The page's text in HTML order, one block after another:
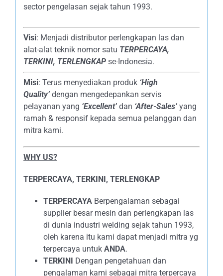
sector pengelasan sejak tahun 1993.
Visi: Menjadi distributor perlengkapan las dan
alat-alat teknik nomor satu TERPERCAYA,
TERKINI, TERLENGKAPse-Indonesia.
Misi: Terus menyediakan produk ‘High
Quality’dengan mengedepankan servis
pelayanan yang ‘Excellent’dan ‘After-Sales’yang
ramah & responsif kepada semua pelanggan dan
mitra kami.
WHY US?
TERPERCAYA, TERKINI, TERLENGKAP
TERPERCAYABerpengalaman sebagai
supplier besar mesin dan perlengkapan las
di dunia industri welding sejak tahun 1993,
oleh karena itu kami dapat menjadi mitra yg
terpercaya untuk ANDA.
TERKINI Dengan pengetahuan dan
pengalaman kami sebagai mitra terpercaya